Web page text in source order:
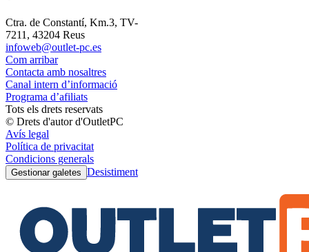
Ctra. de Constantí, Km.3, TV-
7211, 43204 Reus
infoweb@outlet-pc.es
Com arribar
Contacta amb nosaltres
Canal intern d’informació
Programa d’afiliats
Tots els drets reservats
© Drets d'autor d'OutletPC
Avís legal
Política de privacitat
Condicions generals
Gestionar galetes Desistiment